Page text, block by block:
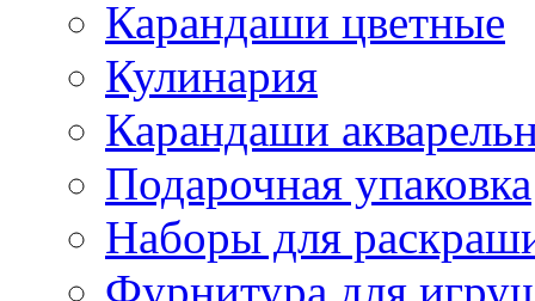
Карандаши цветные
Кулинария
Карандаши
Подарочная упаковка
Наборы для
Фурнитура для